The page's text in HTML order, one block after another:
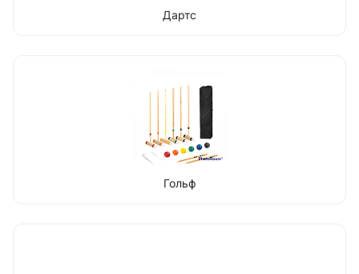
Дартс
Гольф